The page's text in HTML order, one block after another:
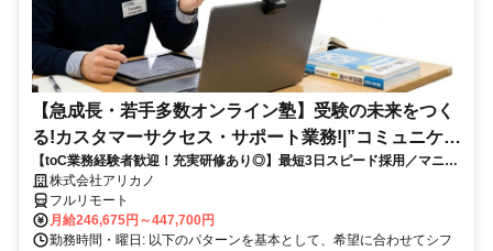
【急成長・若手多数オンライン塾】受験の未来をつく
る!カスタマーサクセス・サポート業務!|”コミュニケー
ション”が好きな方!|「フルリモート勤務」
【toC業務経験者歓迎！充実研修あり◎】最短3日スピード採用／マニュ
アル化が進んでいて、迷わず働ける環境です！
株式会社アリカノ
フルリモート
月給246,675円～447,700円
勤務時間・曜日: 以下のパターンを基本として、希望に合わせてシフ